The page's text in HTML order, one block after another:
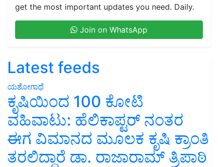
get the most important updates you need. Daily.
Join on WhatsApp
Latest feeds
ಯಶೋಗಾಥೆ
ಕೃಷಿಯಿಂದ 100 ಕೋಟಿ
ವಹಿವಾಟು: ಹೆಲಿಕಾಪ್ಟರ್ ನಂತರ
ಈಗ ವಿಮಾನದ ಮೂಲಕ ಕೃಷಿ ಕ್ರಾಂತಿ
ತರಲಿದ್ದಾರೆ ಡಾ. ರಾಜಾರಾಮ್ ತ್ರಿಪಾಠಿ